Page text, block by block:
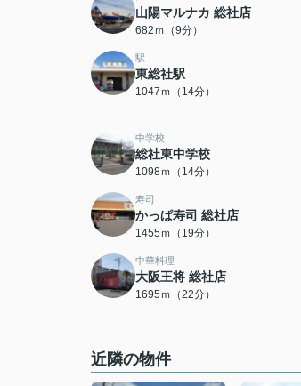
山陽マルナカ 総社店
682ｍ（9分）
駅
東総社駅
1047ｍ（14分）
中学校
総社東中学校
1098ｍ（14分）
寿司
かっぱ寿司 総社店
1455ｍ（19分）
中華料理
大阪王将 総社店
1695ｍ（22分）
近隣の物件